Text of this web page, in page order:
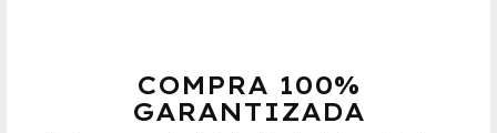
COMPRA 100%
GARANTIZADA